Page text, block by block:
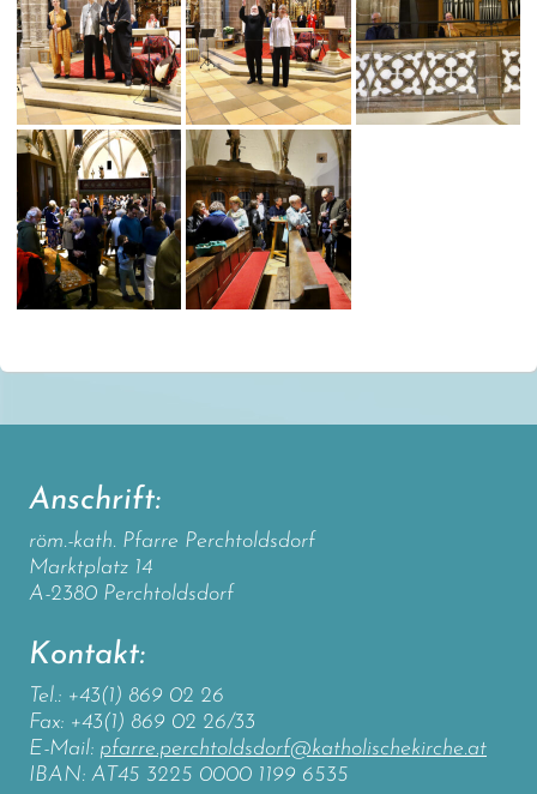
Anschrift:
röm.-kath. Pfarre Perchtoldsdorf
Marktplatz 14
A-2380 Perchtoldsdorf
Kontakt:
Tel.: +43(1) 869 02 26
Fax: +43(1) 869 02 26/33
E-Mail: pfarre.perchtoldsdorf@katholischekirche.at
IBAN: AT45 3225 0000 1199 6535